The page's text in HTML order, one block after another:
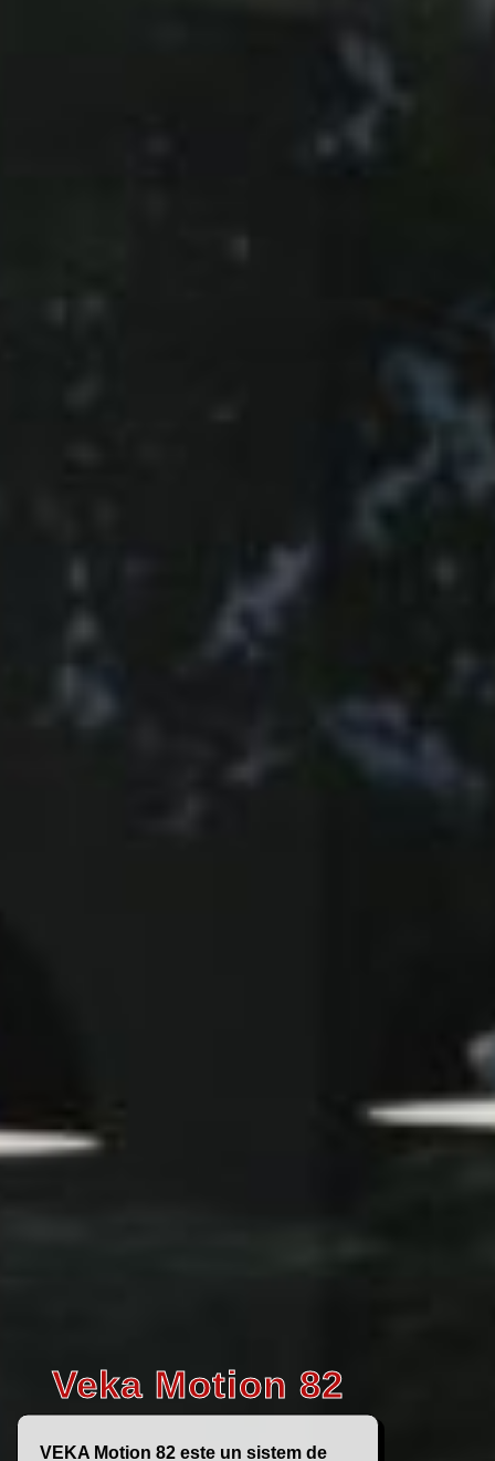
Veka Motion 82
VEKA Motion 82 este un sistem de